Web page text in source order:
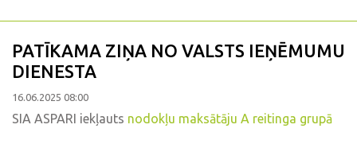
PATĪKAMA ZIŅA NO VALSTS IEŅĒMUMU
DIENESTA
16.06.2025 08:00
SIA ASPARI iekļauts nodokļu maksātāju A reitinga grupā